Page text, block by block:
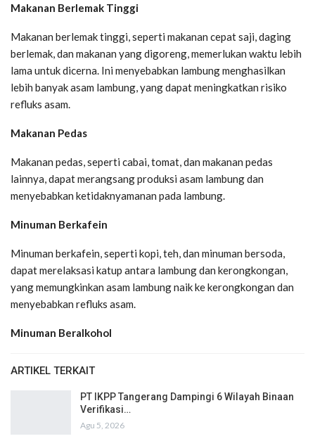
Makanan Berlemak Tinggi
Makanan berlemak tinggi, seperti makanan cepat saji, daging
berlemak, dan makanan yang digoreng, memerlukan waktu lebih
lama untuk dicerna. Ini menyebabkan lambung menghasilkan
lebih banyak asam lambung, yang dapat meningkatkan risiko
refluks asam.
Makanan Pedas
Makanan pedas, seperti cabai, tomat, dan makanan pedas
lainnya, dapat merangsang produksi asam lambung dan
menyebabkan ketidaknyamanan pada lambung.
Minuman Berkafein
Minuman berkafein, seperti kopi, teh, dan minuman bersoda,
dapat merelaksasi katup antara lambung dan kerongkongan,
yang memungkinkan asam lambung naik ke kerongkongan dan
menyebabkan refluks asam.
Minuman Beralkohol
ARTIKEL TERKAIT
PT IKPP Tangerang Dampingi 6 Wilayah Binaan
Verifikasi…
Agu 5, 2026